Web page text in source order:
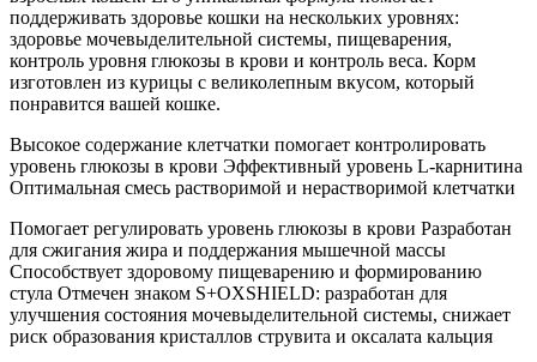
поддерживать здоровье кошки на нескольких уровнях:
здоровье мочевыделительной системы, пищеварения,
контроль уровня глюкозы в крови и контроль веса. Корм
изготовлен из курицы с великолепным вкусом, который
понравится вашей кошке.
Высокое содержание клетчатки помогает контролировать
уровень глюкозы в крови Эффективный уровень L-карнитина
Оптимальная смесь растворимой и нерастворимой клетчатки
Помогает регулировать уровень глюкозы в крови Разработан
для сжигания жира и поддержания мышечной массы
Способствует здоровому пищеварению и формированию
стула Отмечен знаком S+OXSHIELD: разработан для
улучшения состояния мочевыделительной системы, снижает
риск образования кристаллов струвита и оксалата кальция